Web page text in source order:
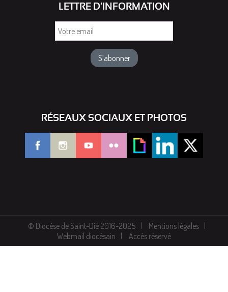
LETTRE D'INFORMATION
RÉSEAUX SOCIAUX ET PHOTOS
© Diocèse de Saint-Dié 2016-2025
Mentions légales
Webmail diocésain
Accès réservé